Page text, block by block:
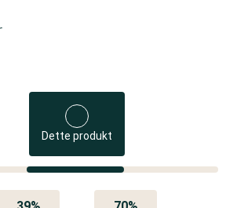
Dette produkt